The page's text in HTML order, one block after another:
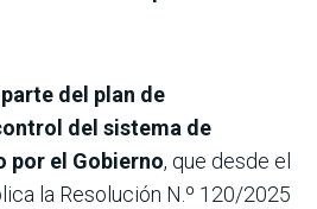
del plan de
del sistema de
por el Gobierno, que desde el
la Resolución N.º 120/2025